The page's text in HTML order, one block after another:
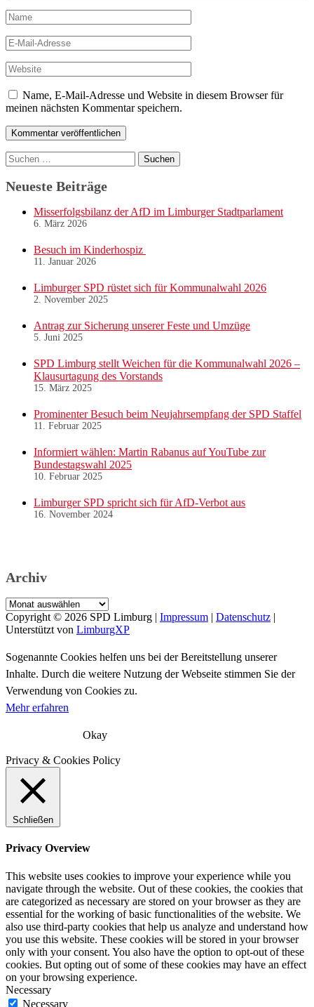
Name
E-
Mail-
Adresse
Website
Name, E-Mail-Adresse und Website in diesem Browser für
meinen nächsten Kommentar speichern.
Suchen
nach:
Neueste Beiträge
Misserfolgsbilanz der AfD im Limburger Stadtparlament
6. März 2026
Besuch im Kinderhospiz
11. Januar 2026
Limburger SPD rüstet sich für Kommunalwahl 2026
2. November 2025
Antrag zur Sicherung unserer Feste und Umzüge
5. Juni 2025
SPD Limburg stellt Weichen für die Kommunalwahl 2026 –
Klausurtagung des Vorstands
15. März 2025
Prominenter Besuch beim Neujahrsempfang der SPD Staffel
11. Februar 2025
Informiert wählen: Martin Rabanus auf YouTube zur
Bundestagswahl 2025
10. Februar 2025
Limburger SPD spricht sich für AfD-Verbot aus
16. November 2024
Archiv
Archiv
Copyright © 2026 SPD Limburg | Impressum | Datenschutz |
Unterstützt von LimburgXP
Sogenannte Cookies helfen uns bei der Bereitstellung unserer
Inhalte. Durch die weitere Nutzung der Webseite stimmen Sie der
Verwendung von Cookies zu.
Mehr erfahren
Okay
Privacy & Cookies Policy
Schließen
Privacy Overview
This website uses cookies to improve your experience while you
navigate through the website. Out of these cookies, the cookies that
are categorized as necessary are stored on your browser as they are
essential for the working of basic functionalities of the website. We
also use third-party cookies that help us analyze and understand how
you use this website. These cookies will be stored in your browser
only with your consent. You also have the option to opt-out of these
cookies. But opting out of some of these cookies may have an effect
on your browsing experience.
Necessary
Necessary